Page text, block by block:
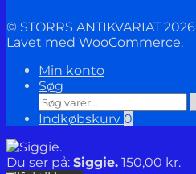
© STORRS ANTIKVARIAT 2026
Lavet med WooCommerce.
Min konto
Søg
Søg
efter:
Indkøbskurv 0
Du ser på: Siggie. 150,00 kr.